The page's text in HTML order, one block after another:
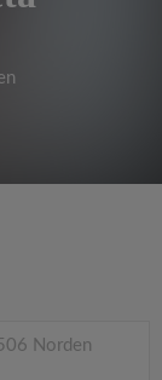
Norden